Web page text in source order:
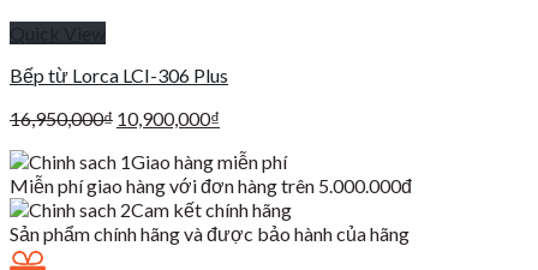
Bếp từ Lorca LCI-306 Plus
16,950,000₫ Giá
là:
16,950,000₫.
10,900,000₫
tại
là:
10,900,000₫.
Giao hàng miễn phí
Miễn phí giao hàng với đơn hàng trên 5.000.000đ
Cam kết chính hãng
Sản phẩm chính hãng và được bảo hành của hãng